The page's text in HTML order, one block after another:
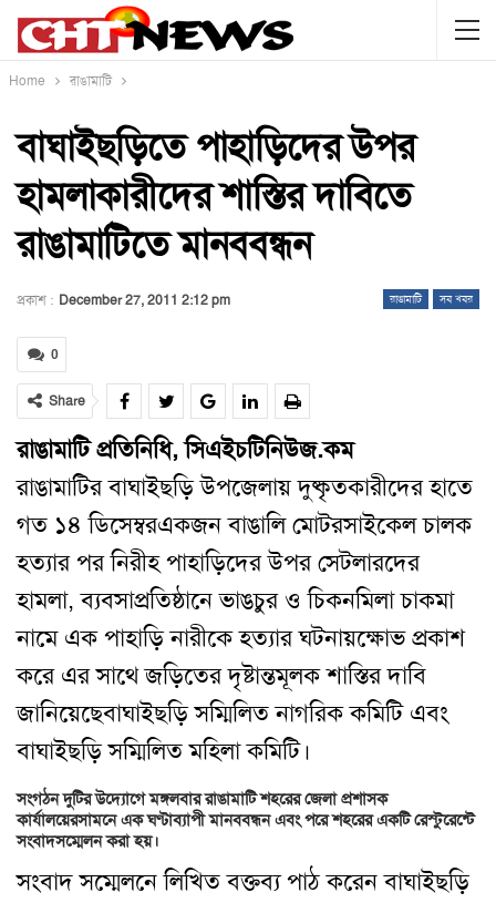
Home রাঙামাটি
বাঘাইছড়িতে পাহাড়িদের উপর
হামলাকারীদের শাস্তির দাবিতে
রাঙামাটিতে মানববন্ধন
রাঙামাটি সব খবর
প্রকাশ : December 27, 2011 2:12 pm
0
Share
রাঙামাটি প্রতিনিধি, সিএইচটিনিউজ.কম
রাঙামাটির বাঘাইছড়ি উপজেলায় দুষ্কৃতকারীদের হাতে
গত ১৪ ডিসেম্বরএকজন বাঙালি মোটরসাইকেল চালক
হত্যার পর নিরীহ পাহাড়িদের উপর সেটলারদের
হামলা,ব্যবসাপ্রতিষ্ঠানে ভাঙচুর ও চিকনমিলা চাকমা
নামে এক পাহাড়ি নারীকে হত্যার ঘটনায়ক্ষোভ প্রকাশ
করে এর সাথে জড়িতের দৃষ্টান্তমূলক শাস্তির দাবি
জানিয়েছেবাঘাইছড়ি সম্মিলিত নাগরিক কমিটি এবং
বাঘাইছড়ি সম্মিলিত মহিলা কমিটি।
সংগঠন দুটির উদ্যোগে মঙ্গলবার রাঙামাটি শহরের জেলা প্রশাসক
কার্যালয়েরসামনে এক ঘণ্টাব্যাপী মানববন্ধন এবং পরে শহরের একটি রেস্টুরেন্টে
সংবাদসম্মেলন করা হয়।
সংবাদ সম্মেলনে লিখিত বক্তব্য পাঠ করেন বাঘাইছড়ি